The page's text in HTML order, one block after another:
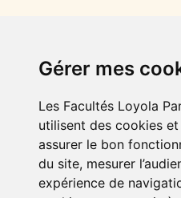
Gérer mes
Les Facultés Loyola
utilisent des cookies
assurer le bon
du site, mesurer
expérience de